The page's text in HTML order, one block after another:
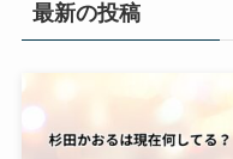
最新の投稿